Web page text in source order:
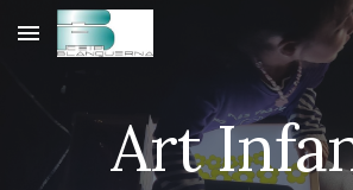
Skip to main content
Art